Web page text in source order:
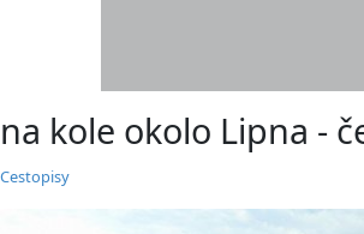
na kole okolo Lipna -
Cestopisy